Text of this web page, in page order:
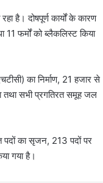
है। दोषपूर्ण कार्यों के कारण
फर्मों को ब्लैकलिस्ट किया
का निर्माण, 21 हजार से
तथा सभी प्रगतिरत समूह जल
पदों का सृजन, 213 पदों पर
गया है।